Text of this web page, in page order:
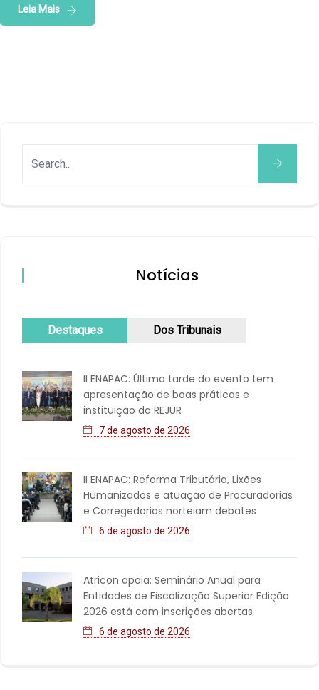
Leia Mais
Notícias
Destaques Dos Tribunais
II ENAPAC: Última tarde do evento tem
apresentação de boas práticas e
instituição da REJUR
7 de agosto de 2026
II ENAPAC: Reforma Tributária, Lixões
Humanizados e atuação de Procuradorias
e Corregedorias norteiam debates
6 de agosto de 2026
Atricon apoia: Seminário Anual para
Entidades de Fiscalização Superior Edição
2026 está com inscrições abertas
6 de agosto de 2026